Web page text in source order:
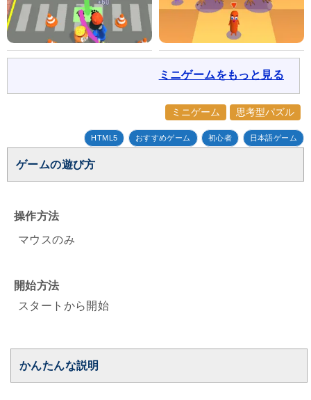
ミニゲームをもっと見る
ミニゲーム 思考型パズル
HTML5 おすすめゲーム 初心者 日本語ゲーム
ゲームの遊び方
操作方法
マウスのみ
開始方法
スタートから開始
かんたんな説明